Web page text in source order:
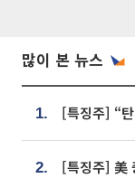
많이 본 뉴스
1.
2.